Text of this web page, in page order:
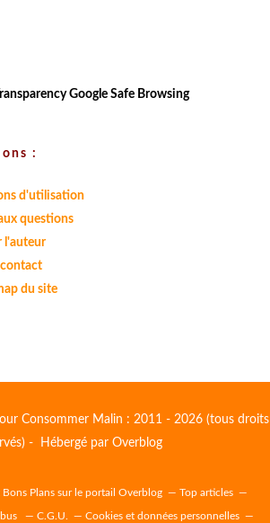
:
d'utilisation
questions
l'auteur
contact
du site
Consommer Malin : 2011 - 2026 (tous droits
- Hébergé par Overblog
Bons Plans sur le portail Overblog Top articles
C.G.U. Cookies et données personnelles